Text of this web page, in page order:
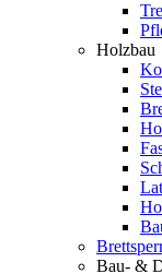
Holzbau
Bau- &